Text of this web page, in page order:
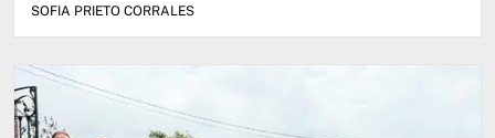
SOFIA PRIETO CORRALES